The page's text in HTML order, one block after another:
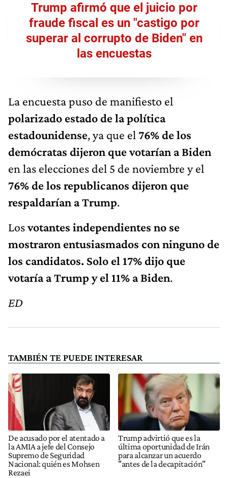
Trump afirmó que el juicio por
fraude fiscal es un "castigo por
superar al corrupto de Biden" en
las encuestas
La encuesta puso de manifiesto el
polarizado estado de la política
estadounidense, ya que el 76% de los
demócratas dijeron que votarían a Biden
en las elecciones del 5 de noviembre y el
76% de los republicanos dijeron que
respaldarían a Trump.
Losvotantes independientes no se
mostraron entusiasmados con ninguno de
los candidatos. Solo el 17% dijo que
votaría a Trump y el 11% a Biden.
ED
TAMBIÉN TE PUEDE INTERESAR
De acusado por el atentado a
la AMIA a jefe del Consejo
Supremo de Seguridad
Nacional: quién es Mohsen
Rezaei
Trump advirtió que es la
última oportunidad de Irán
para alcanzar un acuerdo
"antes de la decapitación"